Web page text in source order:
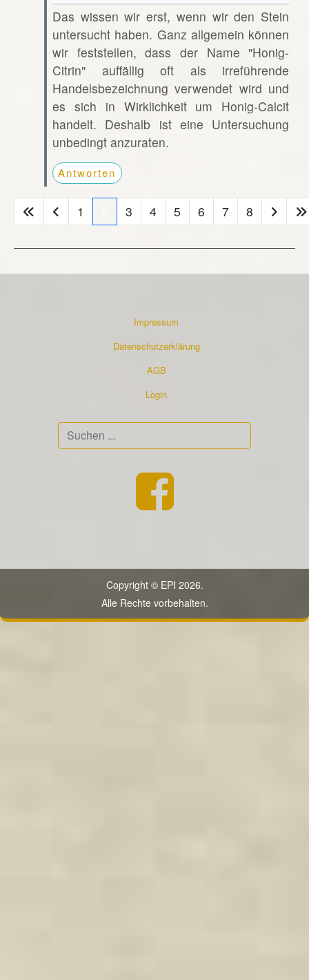
Das wissen wir erst, wenn wir den Stein
untersucht haben. Ganz allgemein können
wir feststellen, dass der Name "Honig-
Citrin" auffällig oft als irreführende
Handelsbezeichnung verwendet wird und
es sich in Wirklichkeit um Honig-Calcit
handelt. Deshalb ist eine Untersuchung
unbedingt anzuraten.
Antworten
1 3 4 5 6 7 8
Impressum
Datenschutzerklärung
AGB
Login
Copyright © EPI 2026.
Alle Rechte vorbehalten.